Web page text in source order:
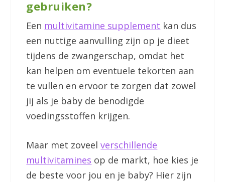
gebruiken?
Een multivitamine supplement kan dus
een nuttige aanvulling zijn op je dieet
tijdens de zwangerschap, omdat het
kan helpen om eventuele tekorten aan
te vullen en ervoor te zorgen dat zowel
jij als je baby de benodigde
voedingsstoffen krijgen.
Maar met zoveelverschillende
multivitamines op de markt, hoe kies je
de beste voor jou en je baby? Hier zijn